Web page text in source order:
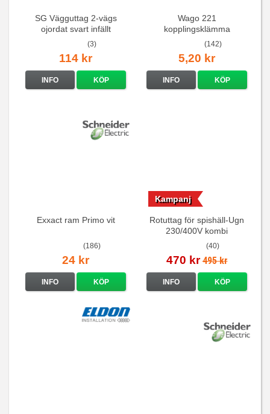
SG Vägguttag 2-vägs
ojordat svart infällt
16A/250V
(3)
114 kr
INFO KÖP
Wago 221
kopplingsklämma
(142)
5,20 kr
INFO KÖP
Exxact ram Primo vit
(186)
24 kr
INFO KÖP
Rotuttag för spishäll-Ugn
230/400V kombi
(40)
Kampanj
470 kr 495 kr
INFO KÖP